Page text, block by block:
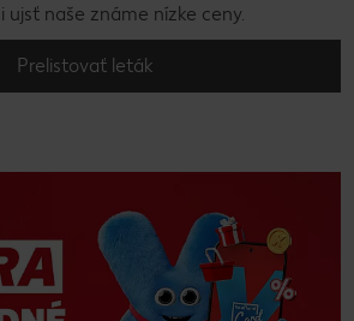
naše známe nízke ceny.
Prelistovať leták